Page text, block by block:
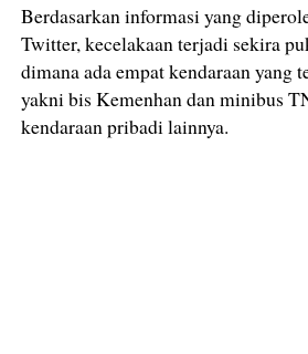
Berdasarkan informasi yang
Twitter, kecelakaan terjadi sekira
dimana ada empat kendaraan yang
yakni bis Kemenhan dan minibus
kendaraan pribadi lainnya.